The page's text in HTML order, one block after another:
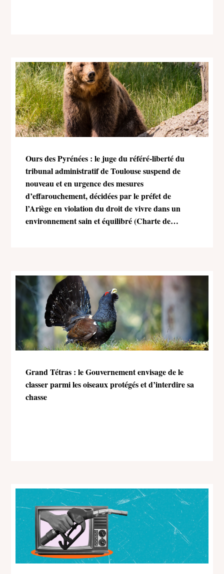
Ours des Pyrénées : le juge du référé-liberté du
tribunal administratif de Toulouse suspend de
nouveau et en urgence des mesures
d’effarouchement, décidées par le préfet de
l’Ariège en violation du droit de vivre dans un
environnement sain et équilibré (Charte de
Grand Tétras : le Gouvernement envisage de le
classer parmi les oiseaux protégés et d’interdire sa
chasse